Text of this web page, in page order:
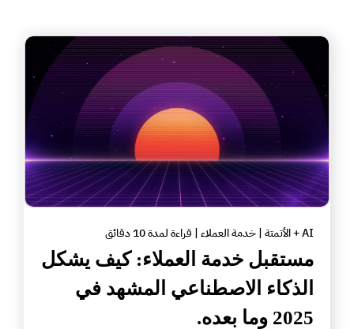
AI + الأتمتة | خدمة العملاء | قراءة لمدة 10 دقائق
مستقبل خدمة العملاء: كيف يشكل
الذكاء الاصطناعي المشهد في
2025 وما بعده.